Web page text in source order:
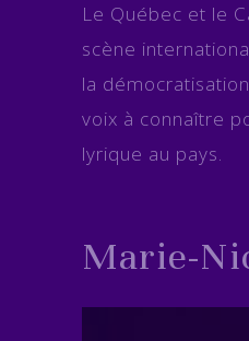
Le Québec et le
scène
la
voix à connaître
lyrique au pays.
Marie-